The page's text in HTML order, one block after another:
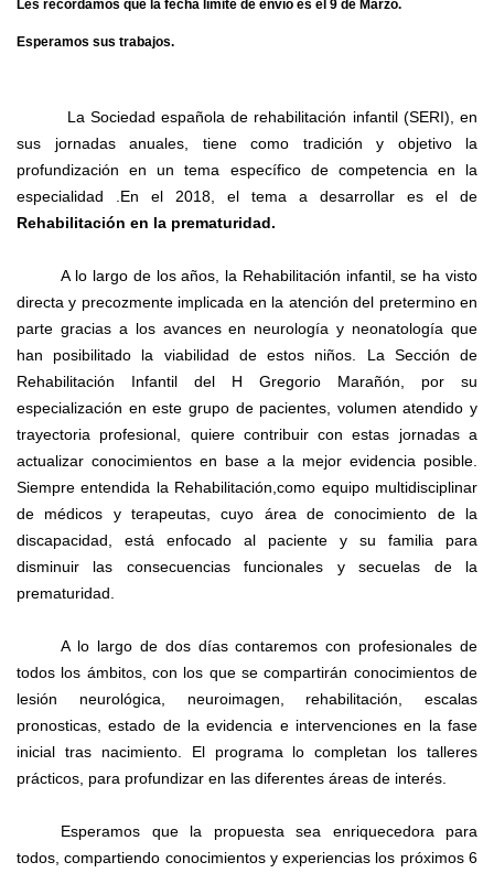
Les recordamos que la fecha límite de envío es el 9 de Marzo.
Esperamos sus trabajos.
La Sociedad española de rehabilitación infantil (SERI), en
sus jornadas anuales, tiene como tradición y objetivo la
profundización en un tema específico de competencia en la
especialidad .En el 2018, el tema a desarrollar es el de
Rehabilitación en la prematuridad.
A lo largo de los años, la Rehabilitación infantil, se ha visto
directa y precozmente implicada en la atención del pretermino en
parte gracias a los avances en neurología y neonatología que
han posibilitado la viabilidad de estos niños. La Sección de
Rehabilitación Infantil del H Gregorio Marañón, por su
especialización en este grupo de pacientes, volumen atendido y
trayectoria profesional, quiere contribuir con estas jornadas a
actualizar conocimientos en base a la mejor evidencia posible.
Siempre entendida la Rehabilitación,como equipo multidisciplinar
de médicos y terapeutas, cuyo área de conocimiento de la
discapacidad, está enfocado al paciente y su familia para
disminuir las consecuencias funcionales y secuelas de la
prematuridad.
A lo largo de dos días contaremos con profesionales de
todos los ámbitos, con los que se compartirán conocimientos de
lesión neurológica, neuroimagen, rehabilitación, escalas
pronosticas, estado de la evidencia e intervenciones en la fase
inicial tras nacimiento. El programa lo completan los talleres
prácticos, para profundizar en las diferentes áreas de interés.
Esperamos que la propuesta sea enriquecedora para
todos, compartiendo conocimientos y experiencias los próximos 6